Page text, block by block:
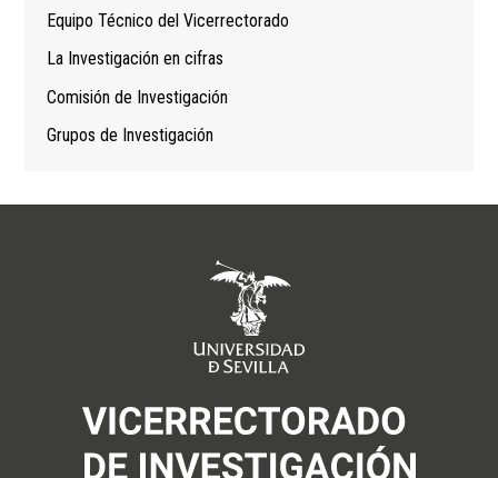
Equipo Técnico del Vicerrectorado
La Investigación en cifras
Comisión de Investigación
Grupos de Investigación